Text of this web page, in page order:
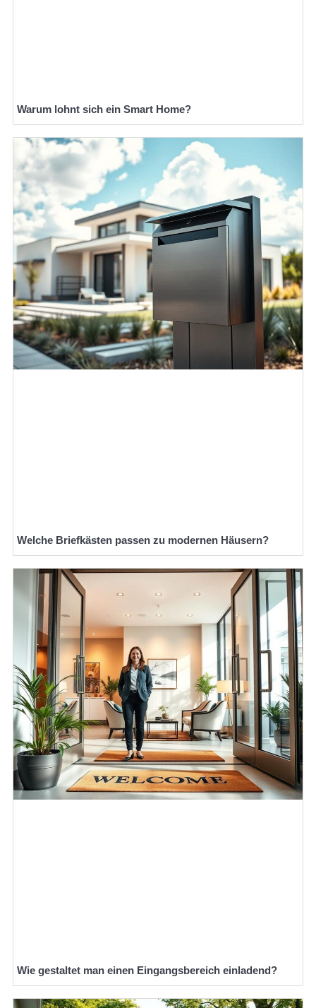
Warum lohnt sich ein Smart Home?
Welche Briefkästen passen zu modernen Häusern?
Wie gestaltet man einen Eingangsbereich einladend?